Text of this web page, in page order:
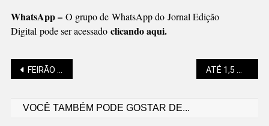
WhatsApp – O grupo de WhatsApp do Jornal Edição
Digital pode ser acessado clicando aqui.
Navegação
FEIRÃO DE EMPREGOS MARCADO PARA AGOSTO
VOCÊ TAMBÉM PODE GOSTAR DE...